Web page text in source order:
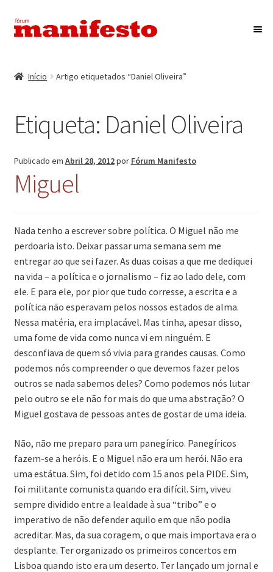
Ir
para
Saltar
para
Eventos
Revista Manifesto
Contactos
Início Artigo etiquetados “Daniel Oliveira”
Etiqueta: Daniel Oliveira
Publicado em Abril 28, 2012por Fórum Manifesto
Miguel
Nada tenho a escrever sobre política. O Miguel não me
perdoaria isto. Deixar passar uma semana sem me
entregar ao que sei fazer. As duas coisas a que me dediquei
na vida – a política e o jornalismo – fiz ao lado dele, com
ele. E para ele, por pior que tudo corresse, a escrita e a
política não esperavam pelos nossos estados de alma.
Nessa matéria, era implacável. Mas tinha, apesar disso,
uma fome de vida como nunca vi em ninguém. E
desconfiava de quem só vivia para grandes causas. Como
podemos nós compreender o que devemos fazer pelos
outros se nada sabemos deles? Como podemos nós lutar
pelo outro se ele não for mais do que uma abstração? O
Miguel gostava de pessoas antes de gostar de uma ideia.
Não, não me preparo para um panegírico. Panegíricos
fazem-se a heróis. E o Miguel não era um herói. Não era
uma estátua. Sim, foi detido com 15 anos pela PIDE. Sim,
foi militante comunista quando era difícil. Sim, viveu
sempre dividido entre a lealdade à sua “tribo” e o
imperativo de não defender aquilo em que não podia
acreditar. Mas, da sua coragem, o que mais importava era o
desplante. Ter organizado os primeiros concertos em
Lisboa quando isto era um deserto. Ter lançado um jornal e